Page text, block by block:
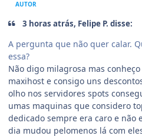
AUTOR
3 horas atrás, Felipe P. disse:
A pergunta que não quer calar.
essa?
Não digo milagrosa mas
maxihost e consigo uns
olho nos servidores spots
umas maquinas que considero
dedicado sempre era caro e não
dia mudou pelomenos lá com